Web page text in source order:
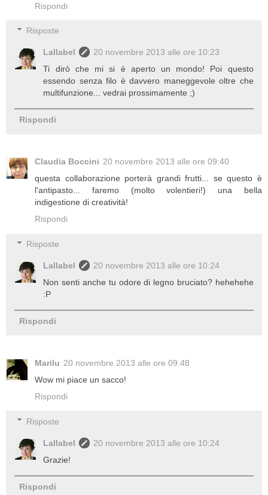
Rispondi
Risposte
Lallabel
20 novembre 2013 alle ore 10:23
Ti dirò che mi si è aperto un mondo! Poi questo
essendo senza filo è davvero maneggevole oltre che
multifunzione... vedrai prossimamente ;)
Rispondi
Claudia Boccini 20 novembre 2013 alle ore 09:40
questa collaborazione porterà grandi frutti... se questo è
l'antipasto... faremo (molto volentieri!) una bella
indigestione di creatività!
Rispondi
Risposte
Lallabel
20 novembre 2013 alle ore 10:24
Non senti anche tu odore di legno bruciato? hehehehe
:P
Rispondi
Marilu 20 novembre 2013 alle ore 09:48
Wow mi piace un sacco!
Rispondi
Risposte
Lallabel
20 novembre 2013 alle ore 10:24
Grazie!
Rispondi